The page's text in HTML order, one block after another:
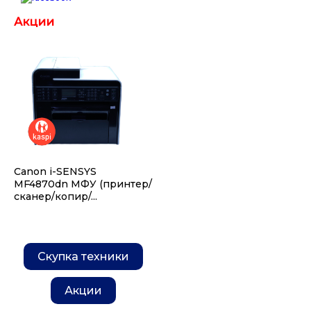
Акции
Canon i-SENSYS
MF4870dn МФУ (принтер/
сканер/копир/...
Скупка техники
Акции